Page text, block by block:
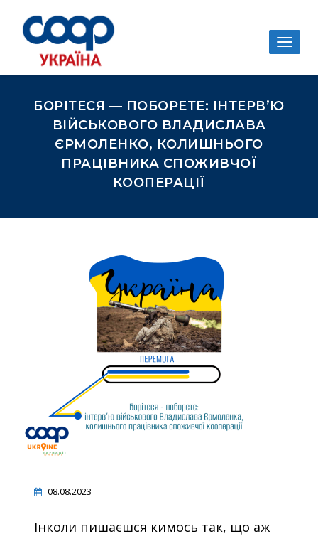
БОРІТЕСЯ — ПОБОРЕТЕ: ІНТЕРВ’Ю
ВІЙСЬКОВОГО ВЛАДИСЛАВА
ЄРМОЛЕНКО, КОЛИШНЬОГО
ПРАЦІВНИКА СПОЖИВЧОЇ
КООПЕРАЦІЇ
08.08.2023
Інколи пишаєшся кимось так, що аж